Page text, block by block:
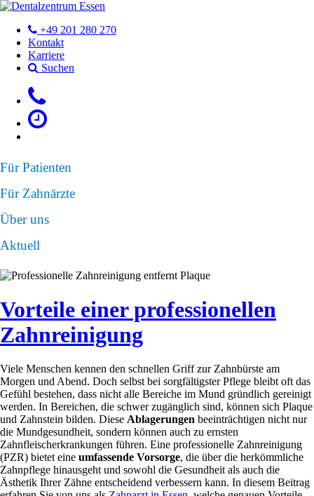
+49 201 280 270
Kontakt
Karriere
Suchen
Für Patienten
Für Zahnärzte
Über uns
Aktuell
Vorteile einer professionellen
Zahnreinigung
Viele Menschen kennen den schnellen Griff zur Zahnbürste am
Morgen und Abend. Doch selbst bei sorgfältigster Pflege bleibt oft das
Gefühl bestehen, dass nicht alle Bereiche im Mund gründlich gereinigt
werden. In Bereichen, die schwer zugänglich sind, können sich Plaque
und Zahnstein bilden. Diese Ablagerungen beeinträchtigen nicht nur
die Mundgesundheit, sondern können auch zu ernsten
Zahnfleischerkrankungen führen. Eine professionelle Zahnreinigung
(PZR) bietet eine umfassende Vorsorge, die über die herkömmliche
Zahnpflege hinausgeht und sowohl die Gesundheit als auch die
Ästhetik Ihrer Zähne entscheidend verbessern kann. In diesem Beitrag